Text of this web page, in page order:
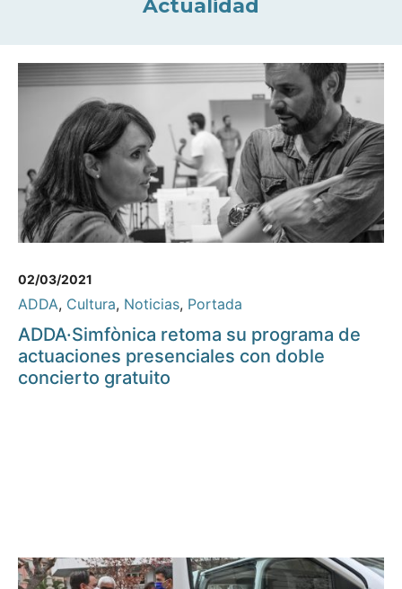
Actualidad
02/03/2021
ADDA, Cultura, Noticias, Portada
ADDA·Simfònica retoma su programa de
actuaciones presenciales con doble
concierto gratuito